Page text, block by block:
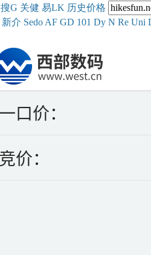
搜G 关健 易LK 历史价格
新介 Sedo AF GD 101 Dy N Re Uni